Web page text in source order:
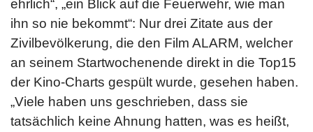
ehrlich“, „ein Blick auf die Feuerwehr, wie man
ihn so nie bekommt“: Nur drei Zitate aus der
Zivilbevölkerung, die den Film ALARM, welcher
an seinem Startwochenende direkt in die Top15
der Kino-Charts gespült wurde, gesehen haben.
„Viele haben uns geschrieben, dass sie
tatsächlich keine Ahnung hatten, was es heißt,